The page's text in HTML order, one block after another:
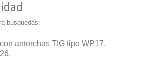
búsquedas:
antorchas TIG tipo WP17,